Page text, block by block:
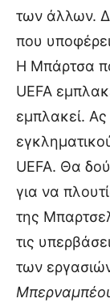
των άλλων.
που
Η Μπάρτσα
UEFA
εμπλακεί. Ας
UEFA. Θα
για να
της
τις
των